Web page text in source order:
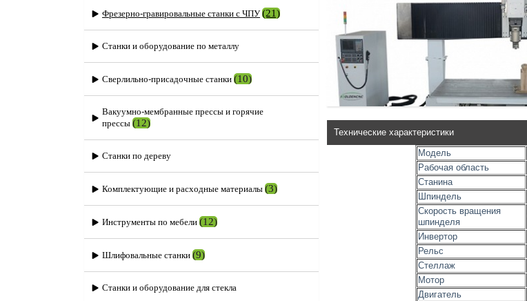
Фрезерно-гравировальные станки с ЧПУ (21)
Станки и оборудование по металлу
Сверлильно-присадочные станки (10)
Вакуумно-мембранные прессы и горячие
прессы (12)
Станки по дереву
Комплектующие и расходные материалы (3)
Инструменты по мебели (12)
Шлифовальные станки (9)
Станки и оборудование для стекла
Технические характеристики
Модель
Рабочая область
Станина
Шпиндель
Скорость вращения
шпинделя
Инвертор
Рельс
Стеллаж
Мотор
Двигатель